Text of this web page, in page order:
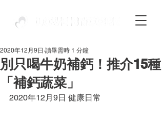
別只喝牛奶補鈣！推介15種
「補鈣蔬菜」
2020年12月9日 讀畢需時 1 分鐘
2020年12月9日 健康日常